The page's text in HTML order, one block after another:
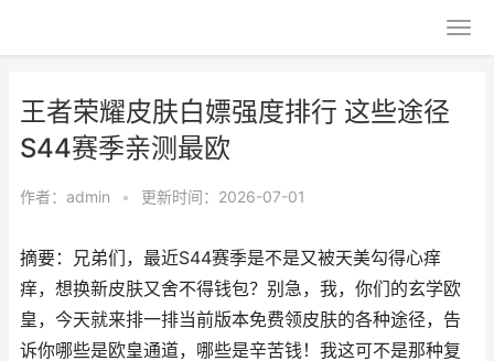
王者荣耀皮肤白嫖强度排行 这些途径
S44赛季亲测最欧
作者： admin • 更新时间：2026-07-01
摘要：兄弟们，最近S44赛季是不是又被天美勾得心痒
痒，想换新皮肤又舍不得钱包？别急，我，你们的玄学欧
皇，今天就来排一排当前版本免费领皮肤的各种途径，告
诉你哪些是欧皇通道，哪些是辛苦钱！我这可不是那种复